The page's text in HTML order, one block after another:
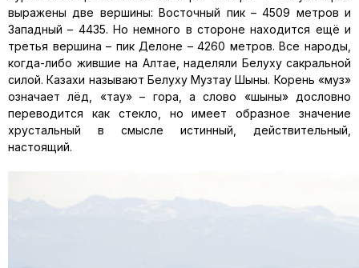
выражены две вершины: Восточный пик – 4509 метров и
Западный – 4435. Но немного в стороне находится ещё и
третья вершина – пик Делоне – 4260 метров. Все народы,
когда-либо жившие на Алтае, наделяли Белуху сакральной
силой. Казахи называют Белуху Музтау Шыны. Корень «муз»
означает лёд, «тау» – гора, а слово «шыны» дословно
переводится как стекло, но имеет образное значение
хрустальный в смысле истинный, действительный,
настоящий.